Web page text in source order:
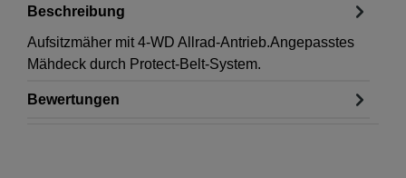
Beschreibung
Aufsitzmäher mit 4-WD Allrad-Antrieb.Angepasstes
Mähdeck durch Protect-Belt-System.
Bewertungen